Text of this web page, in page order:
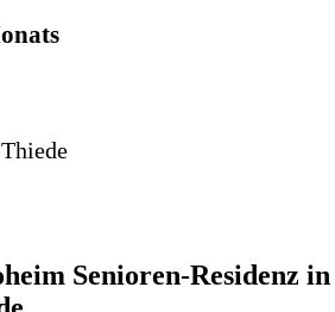
Senioren-Residenz in